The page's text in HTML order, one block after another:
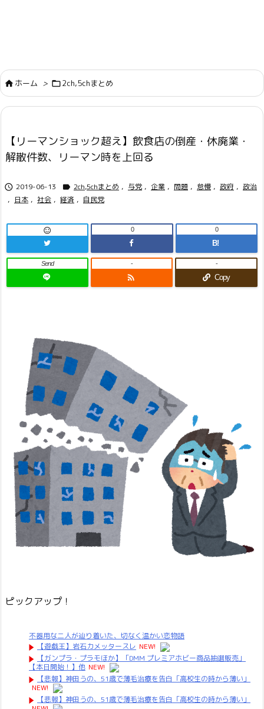
ホーム > 2ch,5chまとめ
【リーマンショック超え】飲食店の倒産・休廃業・
解散件数、リーマン時を上回る
 2019-06-13  2ch,5chまとめ , 与党 , 企業 , 問題 , 怠慢 , 政府 , 政治
, 日本 , 社会 , 経済 , 自民党
 0
B!
0
Send

-
Copy
-
ピックアップ！
不器用な二人が辿り着いた、切なく温かい恋物語
【遊戯王】岩石カメッタースレ NEW!
【ガンプラ・プラモほか】「DMM プレミアホビー商品抽選販売」
【本日開始！】他 NEW!
【悲報】神田うの、51歳で薄毛治療を告白「高校生の時から薄い」
NEW!
【悲報】神田うの、51歳で薄毛治療を告白「高校生の時から薄い」